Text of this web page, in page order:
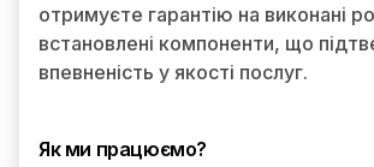
отримуєте гарантію на виконані
встановлені компоненти, що
впевненість у якості послуг.
Як ми працюємо?